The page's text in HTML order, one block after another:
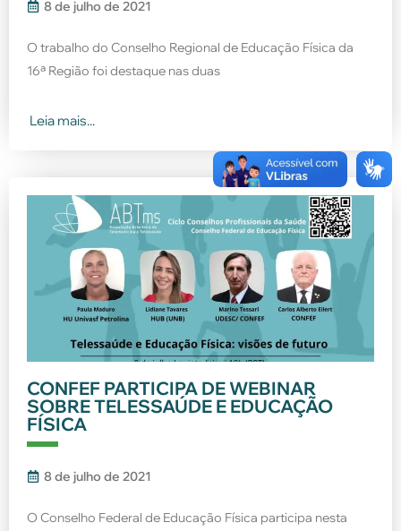
8 de julho de 2021
O trabalho do Conselho Regional de Educação Física da
16ª Região foi destaque nas duas
Leia mais...
CONFEF PARTICIPA DE WEBINAR
SOBRE TELESSAÚDE E EDUCAÇÃO
FÍSICA
8 de julho de 2021
O Conselho Federal de Educação Física participa nesta